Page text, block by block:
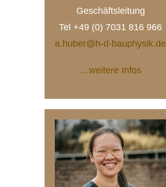
Geschäftsleitung
Tel +49 (0) 7031 816 966
a.huber@h-d-bauphysik.de
…weitere Infos